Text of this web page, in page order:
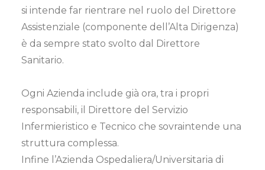
si intende far rientrare nel ruolo del Direttore
Assistenziale (componente dell’Alta Dirigenza)
è da sempre stato svolto dal Direttore
Sanitario.
Ogni Azienda include già ora, tra i propri
responsabili, il Direttore del Servizio
Infermieristico e Tecnico che sovraintende una
struttura complessa.
Infine l’Azienda Ospedaliera/Universitaria di